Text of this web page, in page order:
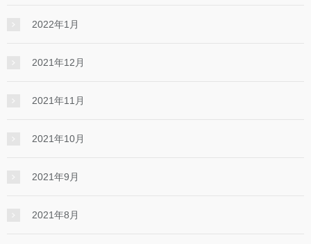
2022年1月
2021年12月
2021年11月
2021年10月
2021年9月
2021年8月